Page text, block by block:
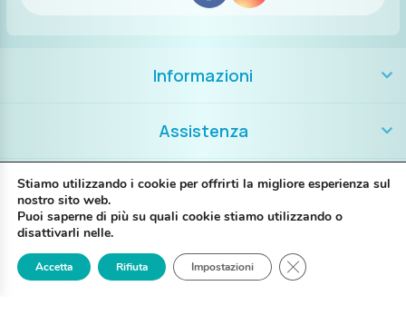
Login Registrati
Informazioni
Assistenza
Contatti
+39 389 8986018
P. IVA IT02697130397
Stiamo utilizzando i cookie per offrirti la migliore esperienza sul
nostro sito web.
Puoi saperne di più su quali cookie stiamo utilizzando o
disattivarli nelle.
Accetta Rifiuta Impostazioni Close GDPR